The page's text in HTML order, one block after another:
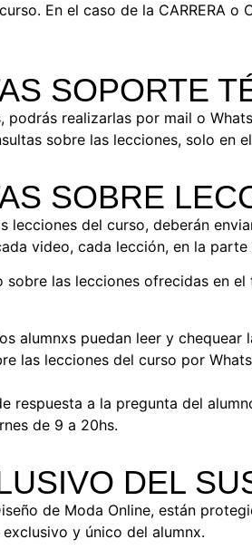
En el caso de la CARRERA
SOPORTE
podrás realizarlas por mail o
sobre las lecciones, solo en
SOBRE
lecciones del curso, deberán
video, cada lección, en la parte
sobre las lecciones ofrecidas en
alumnxs puedan leer y
las lecciones del curso por
respuesta a la pregunta del
de 9 a 20hs.
DEL
de Moda Online, están
y único del alumnx.